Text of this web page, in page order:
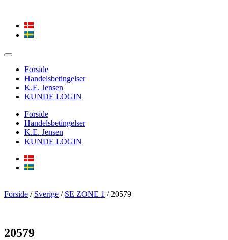
Forside
Handelsbetingelser
K.E. Jensen
KUNDE LOGIN
Forside
Handelsbetingelser
K.E. Jensen
KUNDE LOGIN
Forside / Sverige / SE ZONE 1 / 20579
20579